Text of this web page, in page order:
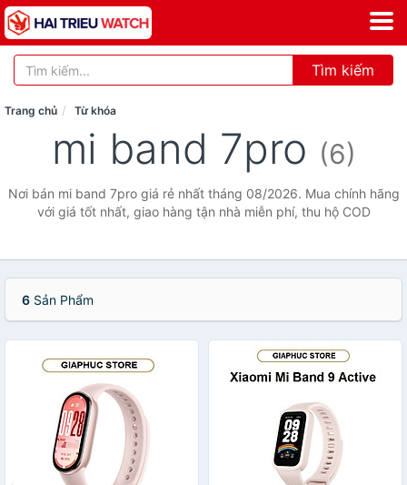
Tìm kiếm
Trang chủ Từ khóa
mi band 7pro (6)
Nơi bán mi band 7pro giá rẻ nhất tháng 08/2026. Mua chính hãng
với giá tốt nhất, giao hàng tận nhà miễn phí, thu hộ COD
6 Sản Phẩm